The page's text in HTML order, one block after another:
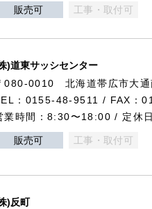
販売可 工事・取付可
)道東サッシセンター
080-0010 北海道帯広市大
：0155-48-9511 / FAX：
業時間：8:30〜18:00 / 定休
販売可 工事・取付可
)反町